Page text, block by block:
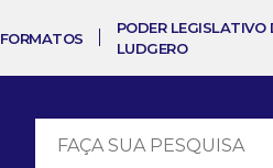
FORMATOS
PODER LEGISLATIVO
LUDGERO